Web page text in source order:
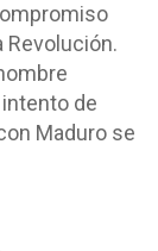
Revolución.
de
Maduro se